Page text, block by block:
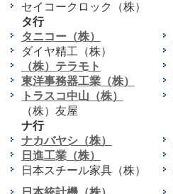
セイコークロック（株）
タ行
タニコー（株）
ダイヤ精工（株）
（株）テラモト
東洋事務器工業（株）
トラスコ中山（株）
（株）友屋
ナ行
ナカバヤシ（株）
日進工業（株）
日本スチール家具（株）